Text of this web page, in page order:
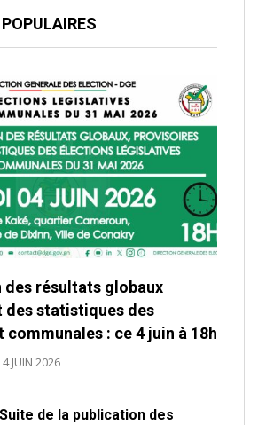
résultats globaux
des statistiques des
communales : ce 4 juin à 18h
4 JUIN 2026
Suite de la publication des